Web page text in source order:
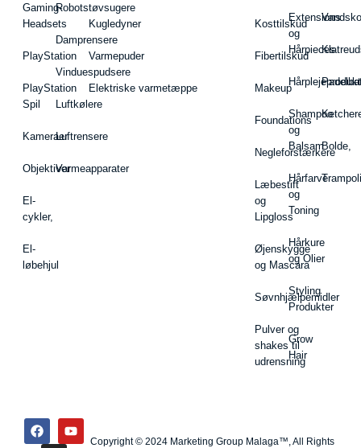
Gaming-
Headsets
PlayStation
PlayStation
Spil
Kameraer
Objektiver
El-
cykler,
El-
løbehjul
Robotstøvsugere
Damprensere
Vinduespudsere
Luftkølere
Luftrensere
Varmeapparater
Kugledyner
Varmepuder
Elektriske varmetæppe
Kosttilskud
Fibertilskud
Makeup
Foundations
Negleforstærkere
Læbestift
og
Lipgloss
Øjenskygge
og Mascara
Søvnhjælpemidler
Pulver og
shakes til
udrensning
Extensions
og
Hårpieces
Shampoo
og
Balsam
Hårfarve
og
Toning
Hårkure
og Olier
Styling
Produkter
Grow
Hair
Vandsko
Bolde,
Copyright © 2024 Marketing Group Malaga™, All Rights